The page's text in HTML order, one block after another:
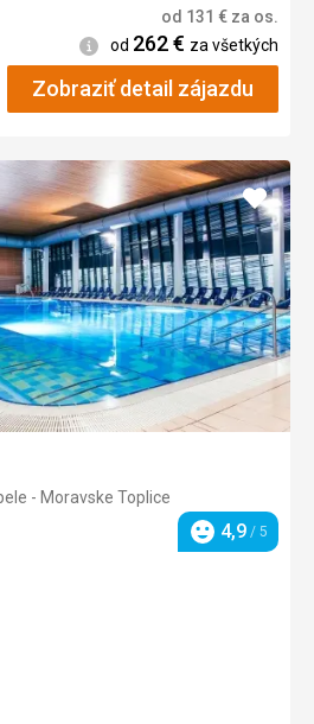
od 131 € za os.
Informácie
od 262€ za všetkých
Zobraziť detail zájazdu
- Moravske Toplice
Hodnotenie
4,9 / 5
Pridať
do